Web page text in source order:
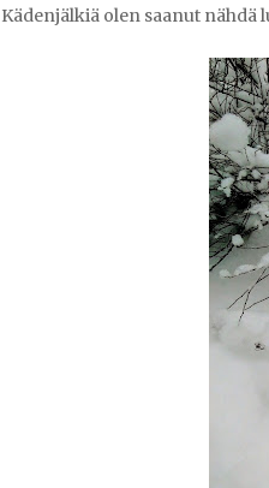
Kädenjälkiä olen saanut nähdä